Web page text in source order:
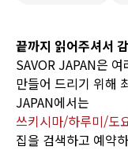
끝까지 읽어주셔서
SAVOR JAPAN은
만들어 드리기 위해
JAPAN에서는
쓰키시마/하루미/도
집을 검색하고 예약